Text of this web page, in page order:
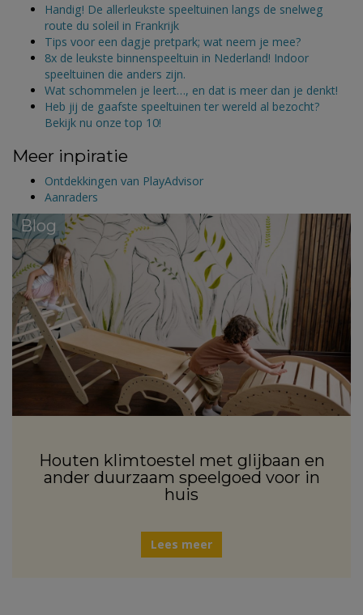
Handig! De allerleukste speeltuinen langs de snelweg
route du soleil in Frankrijk
Tips voor een dagje pretpark; wat neem je mee?
8x de leukste binnenspeeltuin in Nederland! Indoor
speeltuinen die anders zijn.
Wat schommelen je leert…, en dat is meer dan je denkt!
Heb jij de gaafste speeltuinen ter wereld al bezocht?
Bekijk nu onze top 10!
Meer inpiratie
Ontdekkingen van PlayAdvisor
Aanraders
Blog
Houten klimtoestel met glijbaan en
ander duurzaam speelgoed voor in
huis
Lees meer